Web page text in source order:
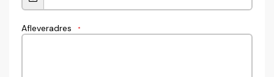
Afleveradres *